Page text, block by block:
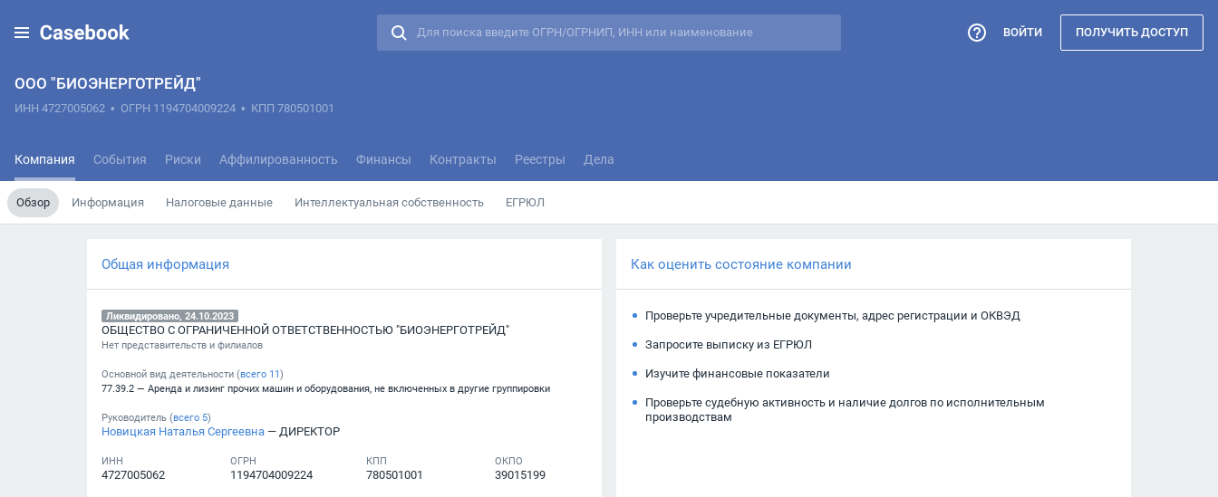
ООО "БИОЭНЕРГОТРЕЙД"
ИНН 4727005062 • ОГРН 1194704009224 • КПП 780501001
Компания События Риски Аффилированность Финансы Контракты Реестры Дела
Обзор Информация Налоговые данные Интеллектуальная собственность ЕГРЮЛ
ВОЙТИ ПОЛУЧИТЬ ДОСТУП
Общая информация
Ликвидировано, 24.10.2023
ОБЩЕСТВО С ОГРАНИЧЕННОЙ ОТВЕТСТВЕННОСТЬЮ "БИОЭНЕРГОТРЕЙД"
Нет представительств и филиалов
Основной вид деятельности (всего 11)
77.39.2 — Аренда и лизинг прочих машин и оборудования, не включенных в другие группировки
Руководитель (всего 5)
Новицкая Наталья Сергеевна — ДИРЕКТОР
ИНН
4727005062
ОГРН
1194704009224
КПП
780501001
ОКПО
39015199
Как оценить состояние компании
Проверьте учредительные документы, адрес регистрации и ОКВЭД
Запросите выписку из ЕГРЮЛ
Изучите финансовые показатели
Проверьте судебную активность и наличие долгов по исполнительным
производствам